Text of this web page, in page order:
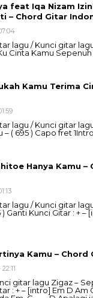
feat Iqa Nizam
– Chord Gitar
lagu / Kunci gitar
Cinta Kamu Sepenuh
Kamu Terima
lagu / Kunci gitar
( 695 ) Capo fret 1Intro
Hanya Kamu –
lagu / Kunci gitar
Ganti Kunci Gitar : + –
Kamu – Chord
gitar lagu Zigaz –
: + – [intro] Em D